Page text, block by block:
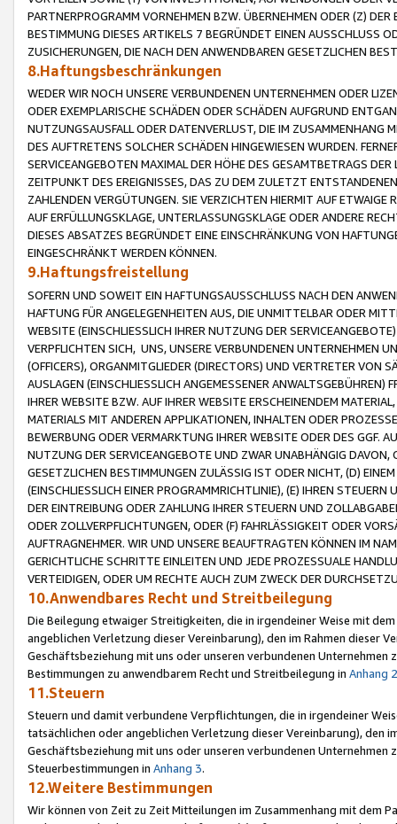
PARTNERPROGRAMM VORNEHMEN BZW. ÜBERNEHMEN ODER (Z)
BESTIMMUNG DIESES ARTIKELS 7 BEGRÜNDET EINEN AUSSCHLUSS
ZUSICHERUNGEN, DIE NACH DEN ANWENDBAREN GESETZLICHEN
8.Haftungsbeschränkungen
WEDER WIR NOCH UNSERE VERBUNDENEN UNTERNEHMEN ODER
ODER EXEMPLARISCHE SCHÄDEN ODER SCHÄDEN AUFGRUND
NUTZUNGSAUSFALL ODER DATENVERLUST, DIE IM ZUSAMMENHANG
DES AUFTRETENS SOLCHER SCHÄDEN HINGEWIESEN WURDEN.
SERVICEANGEBOTEN MAXIMAL DER HÖHE DES GESAMTBETRAGS
ZEITPUNKT DES EREIGNISSES, DAS ZU DEM ZULETZT
ZAHLENDEN VERGÜTUNGEN. SIE VERZICHTEN HIERMIT AUF
AUF ERFÜLLUNGSKLAGE, UNTERLASSUNGSKLAGE ODER ANDERE
DIESES ABSATZES BEGRÜNDET EINE EINSCHRÄNKUNG VON
EINGESCHRÄNKT WERDEN KÖNNEN.
9.Haftungsfreistellung
SOFERN UND SOWEIT EIN HAFTUNGSAUSSCHLUSS NACH DEN
HAFTUNG FÜR ANGELEGENHEITEN AUS, DIE UNMITTELBAR ODER
WEBSITE (EINSCHLIESSLICH IHRER NUTZUNG DER
VERPFLICHTEN SICH, UNS, UNSERE VERBUNDENEN UNTERNEHMEN
(OFFICERS), ORGANMITGLIEDER (DIRECTORS) UND VERTRETER VON
AUSLAGEN (EINSCHLIESSLICH ANGEMESSENER
IHRER WEBSITE BZW. AUF IHRER WEBSITE ERSCHEINENDEM
MATERIALS MIT ANDEREN APPLIKATIONEN, INHALTEN ODER
BEWERBUNG ODER VERMARKTUNG IHRER WEBSITE ODER DES GGF.
NUTZUNG DER SERVICEANGEBOTE UND ZWAR UNABHÄNGIG
GESETZLICHEN BESTIMMUNGEN ZULÄSSIG IST ODER NICHT, (D)
(EINSCHLIESSLICH EINER PROGRAMMRICHTLINIE), (E) IHREN
DER EINTREIBUNG ODER ZAHLUNG IHRER STEUERN UND
ODER ZOLLVERPFLICHTUNGEN, ODER (F) FAHRLÄSSIGKEIT ODER
AUFTRAGNEHMER. WIR UND UNSERE BEAUFTRAGTEN KÖNNEN IM
GERICHTLICHE SCHRITTE EINLEITEN UND JEDE PROZESSUALE
VERTEIDIGEN, ODER UM RECHTE AUCH ZUM ZWECK DER
10.Anwendbares Recht und Streitbeilegung
Die Beilegung etwaiger Streitigkeiten, die in irgendeiner Weise mit
angeblichen Verletzung dieser Vereinbarung), den im Rahmen dieser
Geschäftsbeziehung mit uns oder unseren verbundenen
Bestimmungen zu anwendbarem Recht und Streitbeilegung in Anhang 2
11.Steuern
Steuern und damit verbundene Verpflichtungen, die in irgendeiner
tatsächlichen oder angeblichen Verletzung dieser Vereinbarung), den
Geschäftsbeziehung mit uns oder unseren verbundenen
Steuerbestimmungen in Anhang 3.
12.Weitere Bestimmungen
Wir können von Zeit zu Zeit Mitteilungen im Zusammenhang mit dem